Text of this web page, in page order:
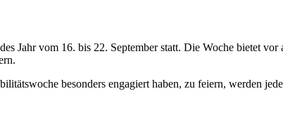
Jahr vom 16. bis 22. September statt. Die Woche bietet
besonders engagiert haben, zu feiern, werden